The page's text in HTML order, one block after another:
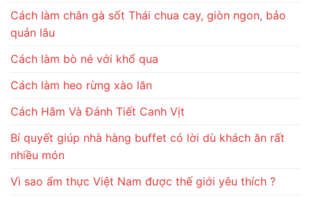
Cách làm chân gà sốt Thái chua cay, giòn ngon, bảo
quản lâu
Cách làm bò né với khổ qua
Cách làm heo rừng xào lăn
Cách Hãm Và Đánh Tiết Canh Vịt
Bí quyết giúp nhà hàng buffet có lời dù khách ăn rất
nhiều món
Vì sao ẩm thực Việt Nam được thế giới yêu thích ?